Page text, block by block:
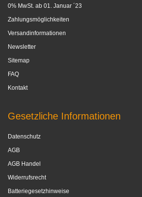
0% MwSt. ab 01. Januar ´23
Zahlungsmöglichkeiten
Versandinformationen
Newsletter
Sitemap
FAQ
Kontakt
Gesetzliche Informationen
Datenschutz
AGB
AGB Handel
Widerrufsrecht
Batteriegesetzhinweise